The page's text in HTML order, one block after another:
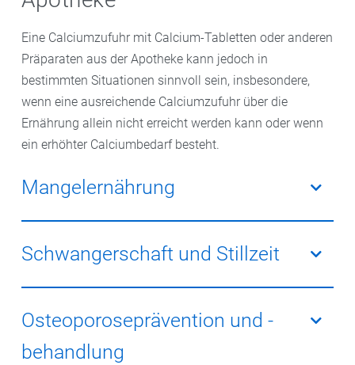
Eine Calciumzufuhr mit Calcium-Tabletten oder anderen
Präparaten aus der Apotheke kann jedoch in
bestimmten Situationen sinnvoll sein, insbesondere,
wenn eine ausreichende Calciumzufuhr über die
Ernährung allein nicht erreicht werden kann oder wenn
ein erhöhter Calciumbedarf besteht.
Mangelernährung
Wenn Sie aufgrund einer unzureichenden Zufuhr
calciumreicher Lebensmittel einen niedrigen
Calciumspiegel im Körper haben, kann die Einnahme
von Calciumpräparaten helfen, den Mangel
auszugleichen und die Gesundheit zu verbessern.
Schwangerschaft und Stillzeit
Schwangere und stillende Frauen haben einen
erhöhten Calciumbedarf, um die Bedürfnisse des
wachsenden Babys zu decken. In einigen Fällen kann
die Einnahme von Calciumpräparaten während dieser
Osteoporoseprävention und -
behandlung